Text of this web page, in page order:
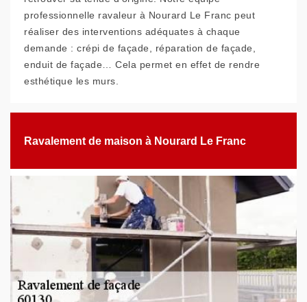
professionnelle ravaleur à Nourard Le Franc peut
réaliser des interventions adéquates à chaque
demande : crépi de façade, réparation de façade,
enduit de façade… Cela permet en effet de rendre
esthétique les murs.
Ravalement de maison à Nourard Le Franc